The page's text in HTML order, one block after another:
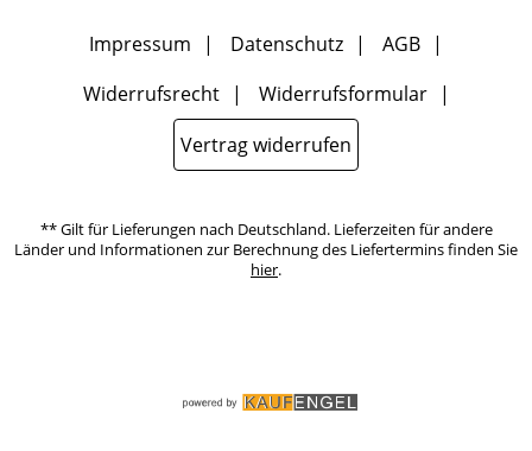
Impressum Datenschutz
AGB
Widerrufsrecht
Widerrufsformular
Vertrag widerrufen
** Gilt für Lieferungen nach Deutschland. Lieferzeiten für andere
Länder und Informationen zur Berechnung des Liefertermins finden Sie
hier.